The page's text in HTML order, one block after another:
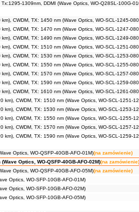
1309nm, DDMI (Wave Optics, WO-Q28SL-100G-
CWDM, TX: 1450 nm (Wave Optics, WO-SCL-1245-
CWDM, TX: 1470 nm (Wave Optics, WO-SCL-1247-
CWDM, TX: 1490 nm (Wave Optics, WO-SCL-1249-
CWDM, TX: 1510 nm (Wave Optics, WO-SCL-1251-
CWDM, TX: 1530 nm (Wave Optics, WO-SCL-1253-
CWDM, TX: 1550 nm (Wave Optics, WO-SCL-1255-
CWDM, TX: 1570 nm (Wave Optics, WO-SCL-1257-
CWDM, TX: 1590 nm (Wave Optics, WO-SCL-1259-
CWDM, TX: 1610 nm (Wave Optics, WO-SCL-1261-
km), CWDM, TX: 1510 nm (Wave Optics, WO-SCL-1251-
km), CWDM, TX: 1530 nm (Wave Optics, WO-SCL-1253-
km), CWDM, TX: 1550 nm (Wave Optics, WO-SCL-1255-
km), CWDM, TX: 1570 nm (Wave Optics, WO-SCL-1257-
km), CWDM, TX: 1590 nm (Wave Optics, WO-SCL-1259-
Optics, WO-QSFP-40GB-AFO-01M)(na zamówienie)
Optics, WO-QSFP-40GB-AFO-02M)(na zamówienie)
Optics, WO-QSFP-40GB-AFO-05M)(na zamówienie)
Optics, WO-SFP-10GB-AFO-01M)
Optics, WO-SFP-10GB-AFO-02M)
Optics, WO-SFP-10GB-AFO-05M)